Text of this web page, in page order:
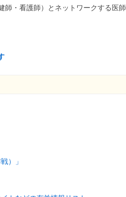
師・看護師）とネットワークする医師
）」